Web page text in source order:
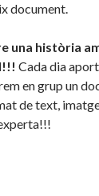
document.
una història
Cada dia
en grup un
de text,